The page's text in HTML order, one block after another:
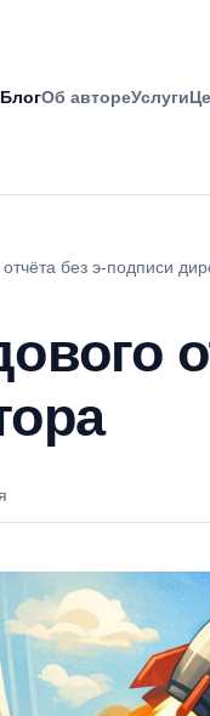
БлогОб автореУслуги
без э-подписи